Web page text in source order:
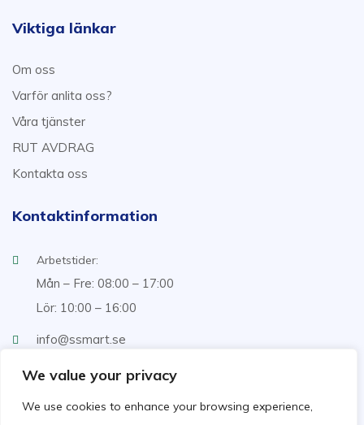
We value your privacy
We use cookies to enhance your browsing experience,
Viktiga länkar
Om oss
Varför anlita oss?
Våra tjänster
RUT AVDRAG
Kontakta oss
Kontaktinformation
Arbetstider:
Mån – Fre: 08:00 – 17:00
Lör: 10:00 – 16:00
info@ssmart.se
+46707322222